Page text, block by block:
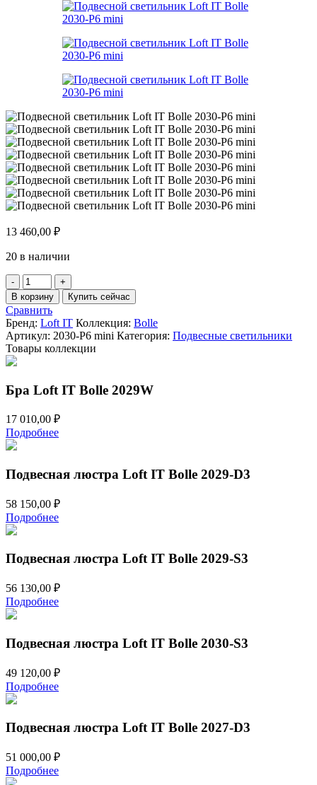
13 460,00 ₽
20 в наличии
Количество
товара
Подвесной
светильник
Loft
IT
Bolle
mini
В корзину Купить сейчас
Сравнить
Бренд: Loft IT Коллекция: Bolle
Артикул: 2030-P6 mini Категория: Подвесные светильники
Товары коллекции
Бра Loft IT Bolle 2029W
17 010,00 ₽
Подробнее
Подвесная люстра Loft IT Bolle 2029-D3
58 150,00 ₽
Подробнее
Подвесная люстра Loft IT Bolle 2029-S3
56 130,00 ₽
Подробнее
Подвесная люстра Loft IT Bolle 2030-S3
49 120,00 ₽
Подробнее
Подвесная люстра Loft IT Bolle 2027-D3
51 000,00 ₽
Подробнее